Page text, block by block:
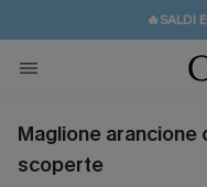
🔥SALDI
💌REGALO
Maglione arancione
scoperte